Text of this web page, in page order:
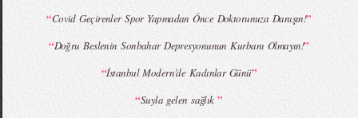
MBFWI - Giray Sepin 2015 Yaz Koleksiyonu MBFWI - Burçe Bekrek 2015 Yaz Koleksiyonu
“Covid Geçirenler Spor Yapmadan Önce Doktorunuza Danışın!”
“Doğru Beslenin Sonbahar Depresyonunun Kurbanı Olmayın!”
“İstanbul Modern’de Kadınlar Günü”
“Suyla gelen sağlık”